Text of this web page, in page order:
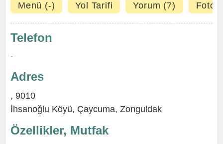
Menü (-) Yol Tarifi Yorum (7)
Telefon
-
Adres
, 9010
İhsanoğlu Köyü, Çaycuma, Zonguldak
Özellikler, Mutfak